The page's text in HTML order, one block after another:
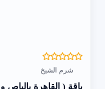
شرم الشيخ
باقة ( القاهرة بالباص